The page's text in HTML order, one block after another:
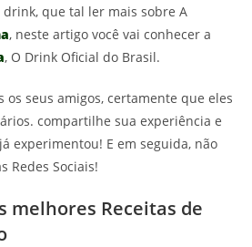
que tal ler mais sobre A
, neste artigo você vai conhecer a
, O Drink Oficial do Brasil.
os seus amigos, certamente que eles
compartilhe sua experiência e
experimentou! E em seguida, não
Redes Sociais!
melhores Receitas de